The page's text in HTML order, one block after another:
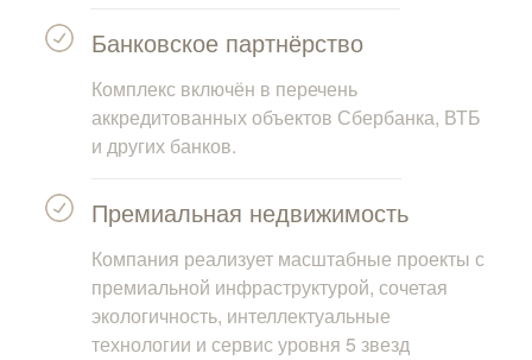
Компания реализует масштабные проекты с
премиальной инфраструктурой, сочетая
экологичность, интеллектуальные
технологии и сервис уровня 5 звезд
Премиальная недвижимость
Комплекс включён в перечень
аккредитованных объектов Сбербанка, ВТБ
и других банков.
Банковское партнёрство